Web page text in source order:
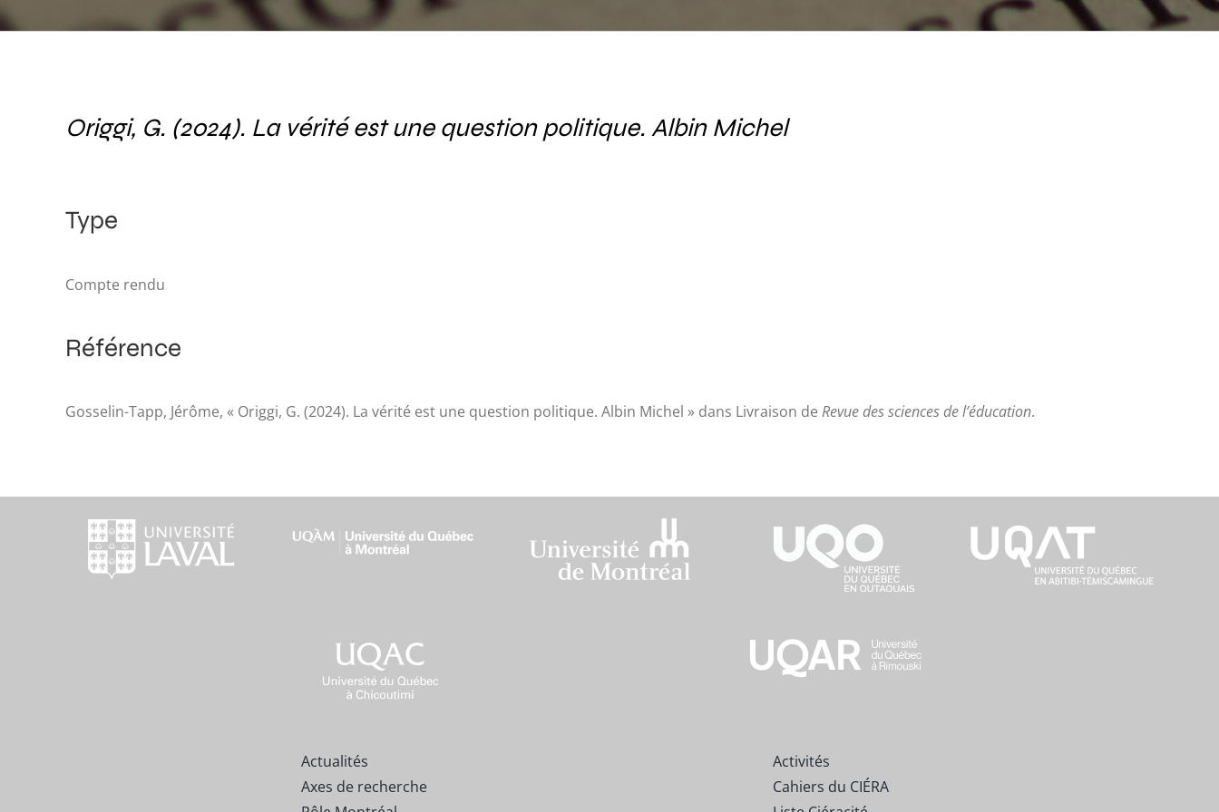
Origgi, G. (2024). La vérité est une question politique. Albin Michel
Type
Compte rendu
Référence
Gosselin-Tapp, Jérôme, « Origgi, G. (2024). La vérité est une question politique. Albin Michel » dans Livraison de Revue des sciences de l’éducation.
Actualités
Axes de recherche
Activités
Cahiers du CIÉRA